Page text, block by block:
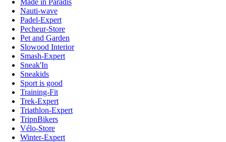
Nauti-wave
Padel-Expert
Pecheur-Store
Pet and Garden
Slowood Interior
Smash-Expert
Sneak'In
Sneakids
Sport is good
Training-Fit
Trek-Expert
Triathlon-Expert
TripnBikers
Vélo-Store
Winter-Expert